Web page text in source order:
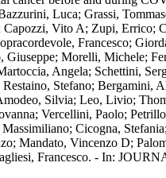
Luca; Grassi,
Capozzi, Vito A; Zupi,
Francesco;
Morelli, Michele;
Angela; Schettini,
Stefano; Bergamini,
Silvia; Leo, Livio;
Vercellini, Paolo;
Cicogna,
Mandato, Vincenzo D;
Francesco. - In: